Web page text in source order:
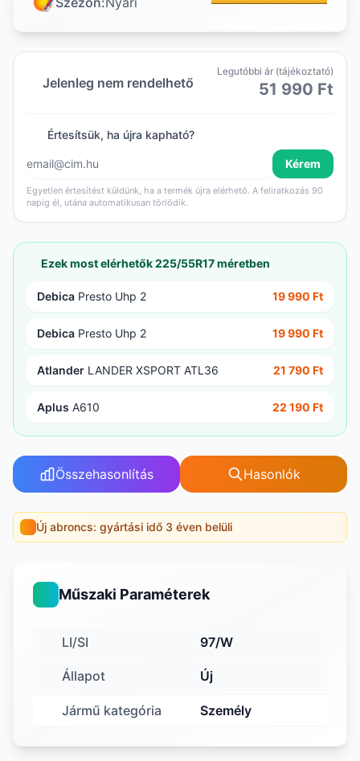
Jelenleg nem rendelhető
Legutóbbi ár (tájékoztató)
51 990 Ft
Értesítsük, ha újra kapható?
Kérem
Egyetlen értesítést küldünk, ha a termék újra elérhető. A feliratkozás 90
napig él, utána automatikusan törlődik.
Ezek most elérhetők 225/55R17 méretben
Debica Presto Uhp 2 19 990 Ft
Debica Presto Uhp 2 19 990 Ft
Atlander LANDER XSPORT ATL36 21 790 Ft
Aplus A610 22 190 Ft
Összehasonlítás Hasonlók
Új abroncs: gyártási idő 3 éven belüli
Műszaki Paraméterek
LI/SI 97/W
Állapot Új
Jármű kategória Személy